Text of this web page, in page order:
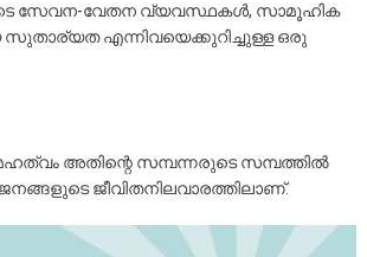
സേവന-വേതന വ്യവസ്ഥകൾ, സാമൂഹിക
എന്നിവയെക്കുറിച്ചുള്ള ഒരു
അതിന്റെ സമ്പന്നരുടെ സമ്പത്തിൽ
ജീവിതനിലവാരത്തിലാണ്.